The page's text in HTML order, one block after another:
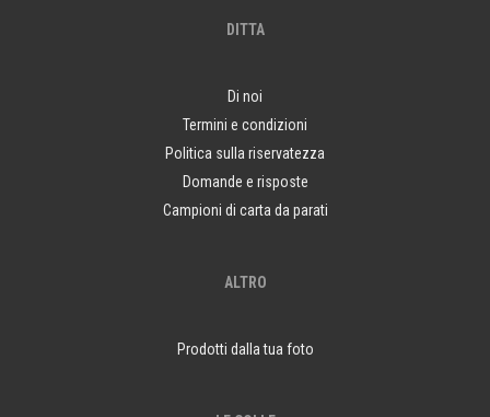
DITTA
Di noi
Termini e condizioni
Politica sulla riservatezza
Domande e risposte
Campioni di carta da parati
ALTRO
Prodotti dalla tua foto